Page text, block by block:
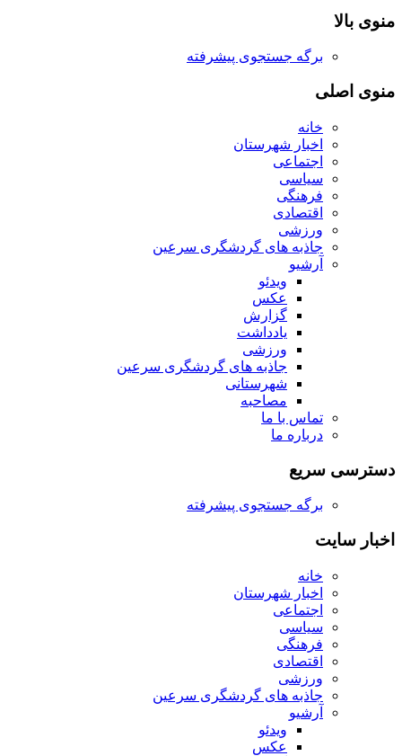
منوی بالا
برگه جستجوی پیشرفته
منوی اصلی
خانه
اخبار شهرستان
اجتماعی
سیاسی
فرهنگی
اقتصادی
ورزشی
جاذبه های گردشگری سرعین
آرشیو
ویدئو
عکس
گزارش
یادداشت
ورزشی
جاذبه های گردشگری سرعین
شهرستانی
مصاحبه
تماس با ما
درباره ما
دسترسی سریع
برگه جستجوی پیشرفته
اخبار سایت
خانه
اخبار شهرستان
اجتماعی
سیاسی
فرهنگی
اقتصادی
ورزشی
جاذبه های گردشگری سرعین
آرشیو
ویدئو
عکس